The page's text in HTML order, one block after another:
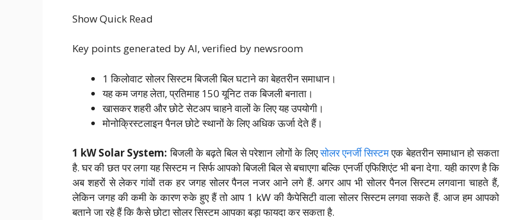
Show Quick Read
Key points generated by AI, verified by newsroom
1 किलोवाट सोलर सिस्टम बिजली बिल घटाने का बेहतरीन समाधान।
यह कम जगह लेता, प्रतिमाह 150 यूनिट तक बिजली बनाता।
खासकर शहरी और छोटे सेटअप चाहने वालों के लिए यह उपयोगी।
मोनोक्रिस्टलाइन पैनल छोटे स्थानों के लिए अधिक ऊर्जा देते हैं।
1 kW Solar System: बिजली के बढ़ते बिल से परेशान लोगों के लिएसोलर एनर्जी सिस्टमएक बेहतरीन समाधान हो सकता
है. घर की छत पर लगा यह सिस्टम न सिर्फ आपको बिजली बिल से बचाएगा बल्कि एनर्जी एफिशिएंट भी बना देगा. यही कारण है कि
अब शहरों से लेकर गांवों तक हर जगह सोलर पैनल नजर आने लगे हैं. अगर आप भी सोलर पैनल सिस्टम लगवाना चाहते हैं,
लेकिन जगह की कमी के कारण रुके हुए हैं तो आप 1 kW की कैपेसिटी वाला सोलर सिस्टम लगवा सकते हैं. आज हम आपको
बताने जा रहे हैं कि कैसे छोटा सोलर सिस्टम आपका बड़ा फायदा कर सकता है.